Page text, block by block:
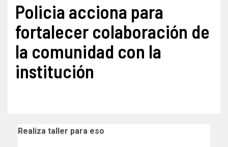
Policia acciona para
fortalecer colaboración de
la comunidad con la
institución
Realiza taller para eso